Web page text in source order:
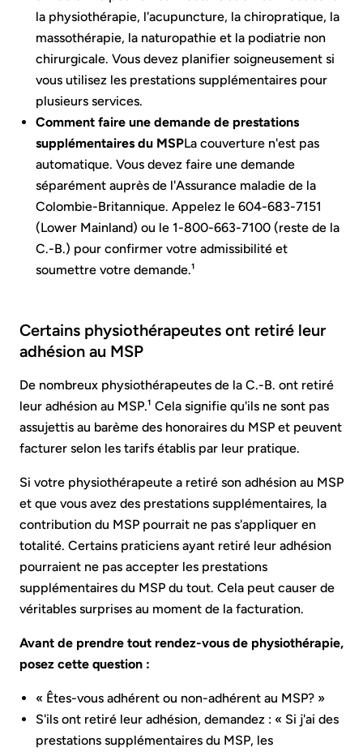
la physiothérapie, l'acupuncture, la chiropratique, la
massothérapie, la naturopathie et la podiatrie non
chirurgicale. Vous devez planifier soigneusement si
vous utilisez les prestations supplémentaires pour
plusieurs services.
Comment faire une demande de prestations
supplémentaires du MSPLa couverture n'est pas
automatique. Vous devez faire une demande
séparément auprès de l'Assurance maladie de la
Colombie-Britannique. Appelez le 604-683-7151
(Lower Mainland) ou le 1-800-663-7100 (reste de la
C.-B.) pour confirmer votre admissibilité et
soumettre votre demande.¹
Certains physiothérapeutes ont retiré leur
adhésion au MSP
De nombreux physiothérapeutes de la C.-B. ont retiré
leur adhésion au MSP.¹ Cela signifie qu'ils ne sont pas
assujettis au barème des honoraires du MSP et peuvent
facturer selon les tarifs établis par leur pratique.
Si votre physiothérapeute a retiré son adhésion au MSP
et que vous avez des prestations supplémentaires, la
contribution du MSP pourrait ne pas s'appliquer en
totalité. Certains praticiens ayant retiré leur adhésion
pourraient ne pas accepter les prestations
supplémentaires du MSP du tout. Cela peut causer de
véritables surprises au moment de la facturation.
Avant de prendre tout rendez-vous de physiothérapie,
posez cette question :
« Êtes-vous adhérent ou non-adhérent au MSP? »
S'ils ont retiré leur adhésion, demandez : « Si j'ai des
prestations supplémentaires du MSP, les